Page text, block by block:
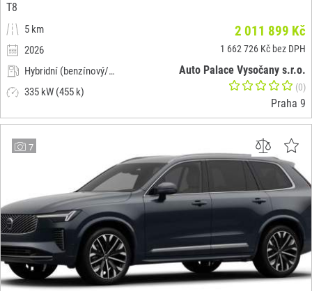
T8
5 km
2026
Hybridní (benzínový/elektrický)
335 kW (455 k)
2 011 899 Kč
1 662 726 Kč bez DPH
Auto Palace Vysočany s.r.o.
(0)
Praha 9
7